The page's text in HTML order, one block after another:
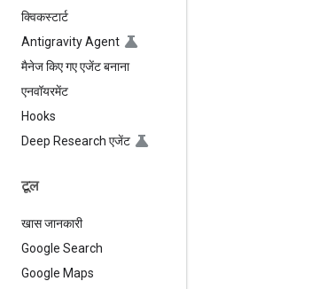
क्विकस्टार्ट
Antigravity Agent
मैनेज किए गए एजेंट बनाना
एनवॉयरमेंट
Hooks
Deep Research एजेंट
टूल
खास जानकारी
Google Search
Google Maps